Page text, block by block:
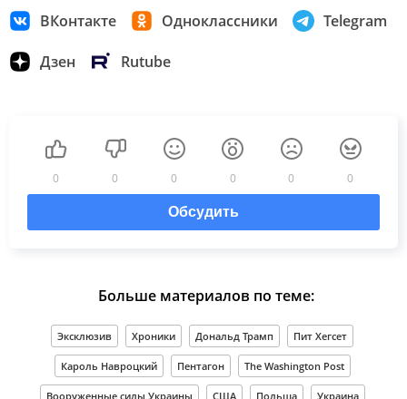
ВКонтакте Одноклассники Telegram
Дзен Rutube
0 0 0 0 0 0
Обсудить
Больше материалов по теме:
Эксклюзив Хроники Дональд Трамп Пит Хегсет
Кароль Навроцкий Пентагон The Washington Post
Вооруженные силы Украины США Польша Украина